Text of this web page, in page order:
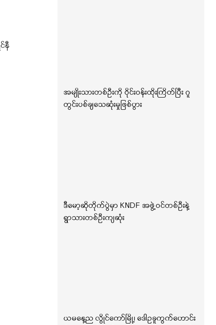
နီ
အမျိုးသားတစ်ဦးကို ဝိုင်းဝန်းထိုးကြိတ်ပြီး ဂူ
တွင်းပစ်ချသေဆုံးမှုဖြစ်ပွား
ဒီမော့ဆိုတိုက်ပွဲမှာ KNDF အဖွဲ့ဝင်တစ်ဦးနဲ့
ရွာသားတစ်ဦးကျဆုံး
ယမနေ့ည လွိုင်ကော်မြို့၊ ဒေါဥခူကွက်ဟောင်း